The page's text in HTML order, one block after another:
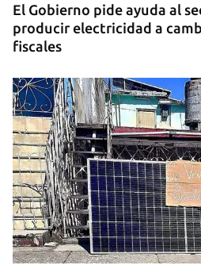
El Gobierno pide ayuda al
producir electricidad a
fiscales